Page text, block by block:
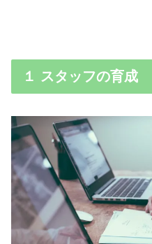
１ スタッフの育成